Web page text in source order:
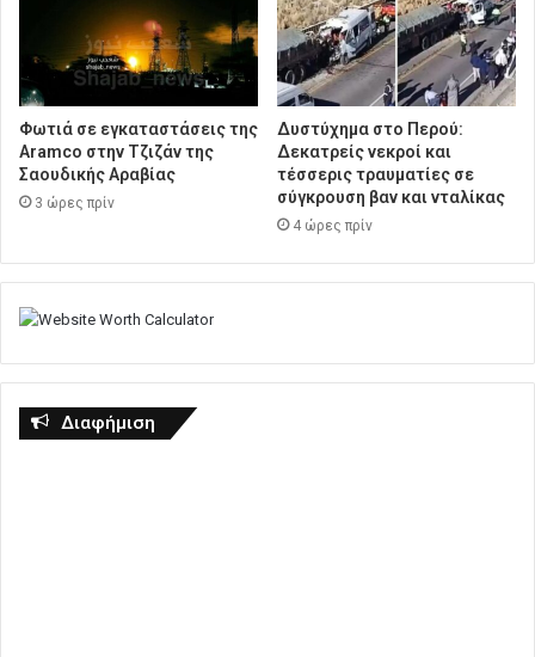
Φωτιά σε εγκαταστάσεις της
Aramco στην Τζιζάν της
Σαουδικής Αραβίας
3 ώρες πρίν
Δυστύχημα στο Περού:
Δεκατρείς νεκροί και
τέσσερις τραυματίες σε
σύγκρουση βαν και νταλίκας
4 ώρες πρίν
Διαφήμιση